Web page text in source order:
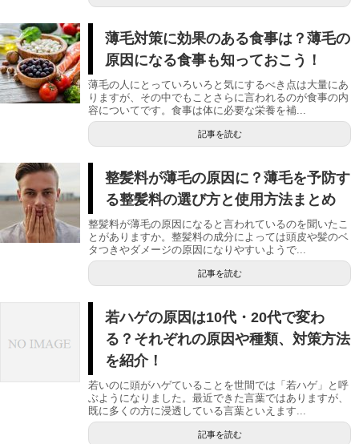
薄毛対策に効果のある食事は？薄毛の
原因になる食事も知っておこう！
薄毛の人にとっていろいろと気にするべき点は大量にあ
りますが、その中でもことさらに言われるのが食事の内
容についてです。食事は体に必要な栄養を補...
記事を読む
整髪料が薄毛の原因に？薄毛を予防す
る整髪料の選び方と使用方法まとめ
整髪料が薄毛の原因になると言われているのを聞いたこ
とがありますか。整髪料の成分によっては頭皮や髪のベ
タつきやダメージの原因になりやすいようで...
記事を読む
若ハゲの原因は10代・20代で変わ
る？それぞれの原因や種類、対策方法
を紹介！
若いのに頭がハゲていることを世間では「若ハゲ」と呼
ぶようになりました。最近できた言葉ではありますが、
既に多くの方に浸透している言葉といえます...
記事を読む